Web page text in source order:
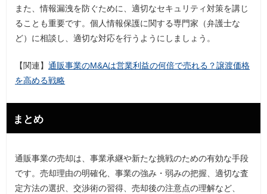
また、情報漏洩を防ぐために、適切なセキュリティ対策を講じ
ることも重要です。個人情報保護に関する専門家（弁護士な
ど）に相談し、適切な対応を行うようにしましょう。
【関連】通販事業のM&Aは営業利益の何倍で売れる？譲渡価格
を高める戦略
まとめ
通販事業の売却は、事業承継や新たな挑戦のための有効な手段
です。売却理由の明確化、事業の強み・弱みの把握、適切な査
定方法の選択、交渉術の習得、売却後の注意点の理解など、